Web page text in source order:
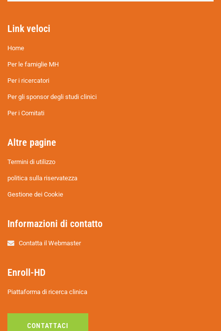
Link veloci
Home
Per le famiglie MH
Per i ricercatori
Per gli sponsor degli studi clinici
Per i Comitati
Altre pagine
Termini di utilizzo
politica sulla riservatezza
Gestione dei Cookie
Informazioni di contatto
Contatta il Webmaster
Enroll-HD
Piattaforma di ricerca clinica
CONTATTACI